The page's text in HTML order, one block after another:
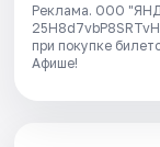
Реклама. ООО
при покупке
Афише!